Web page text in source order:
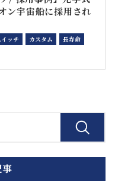
ン宇宙船に採用され
イッチ カスタム
長寿命